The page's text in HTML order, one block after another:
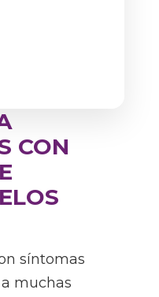
CON
síntomas
muchas